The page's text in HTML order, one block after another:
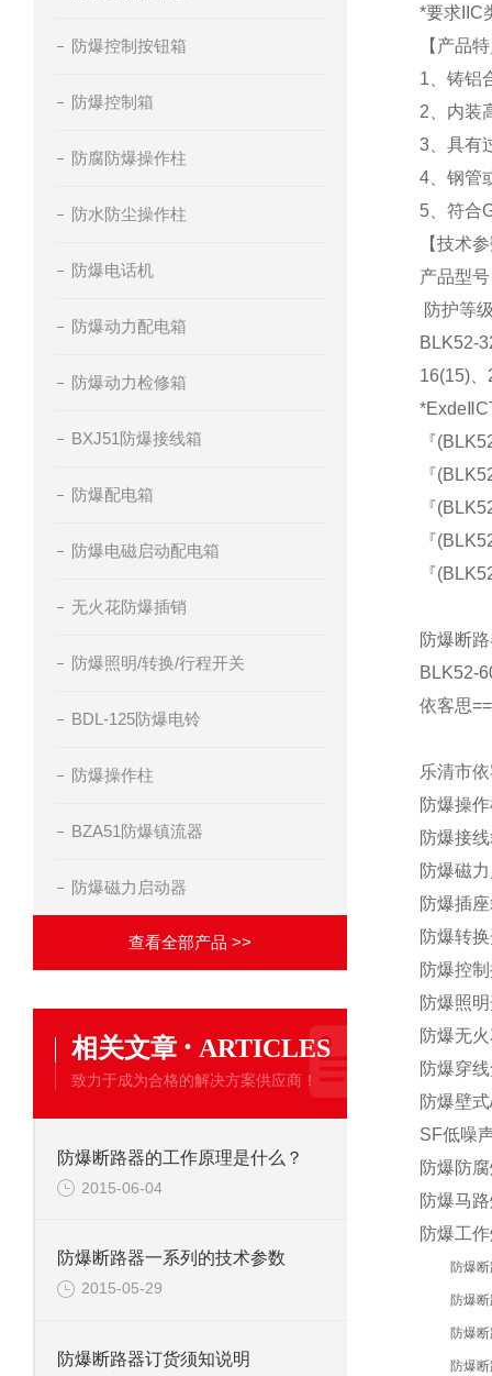
防爆控制按钮箱
防爆控制箱
防腐防爆操作柱
防水防尘操作柱
防爆电话机
防爆动力配电箱
防爆动力检修箱
BXJ51防爆接线箱
防爆配电箱
防爆电磁启动配电箱
无火花防爆插销
防爆照明/转换/行程开关
BDL-125防爆电铃
防爆操作柱
BZA51防爆镇流器
防爆磁力启动器
查看全部产品 >>
相关文章 · ARTICLES
致力于成为合格的解决方案供应商！
防爆断路器的工作原理是什么？
2015-06-04
防爆断路器一系列的技术参数
2015-05-29
防爆断路器订货须知说明
*要求IIC
【产品
1、铸铝
2、内装
3、具有
4、钢管
5、符合
【技术
产品型
防护等
BLK52-
16(15)
『
『
『
『
『
防爆断
BLK52-
依客思
乐清市
防爆操
防爆接
防爆磁
防爆插
防爆转
防爆控
防爆照
防爆无
防爆穿
防爆壁
SF低噪
防爆防
防爆马
防爆工
防爆
防爆
防爆
防爆